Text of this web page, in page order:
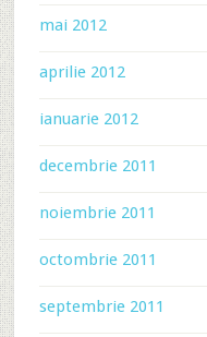
mai 2012
aprilie 2012
ianuarie 2012
decembrie 2011
noiembrie 2011
octombrie 2011
septembrie 2011